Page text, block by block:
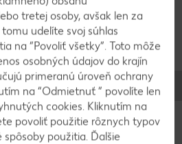
tretej osoby, avšak len za
udelíte svoj súhlas
na “Povoliť všetky”. Toto môže
osobných údajov do krajín
primeranú úroveň ochrany
na “Odmietnuť ” povolíte len
cookies. Kliknutím na
povoliť použitie rôznych typov
spôsoby použitia. Ďalšie